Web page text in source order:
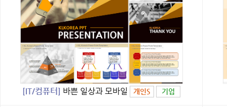
[IT/컴퓨터] 바쁜 일상과 모바일 개인S 기업